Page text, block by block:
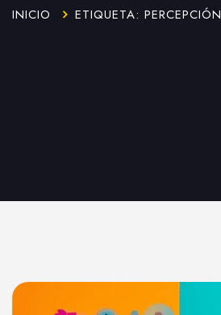
INICIO ETIQUETA: PERCEPCIÓN